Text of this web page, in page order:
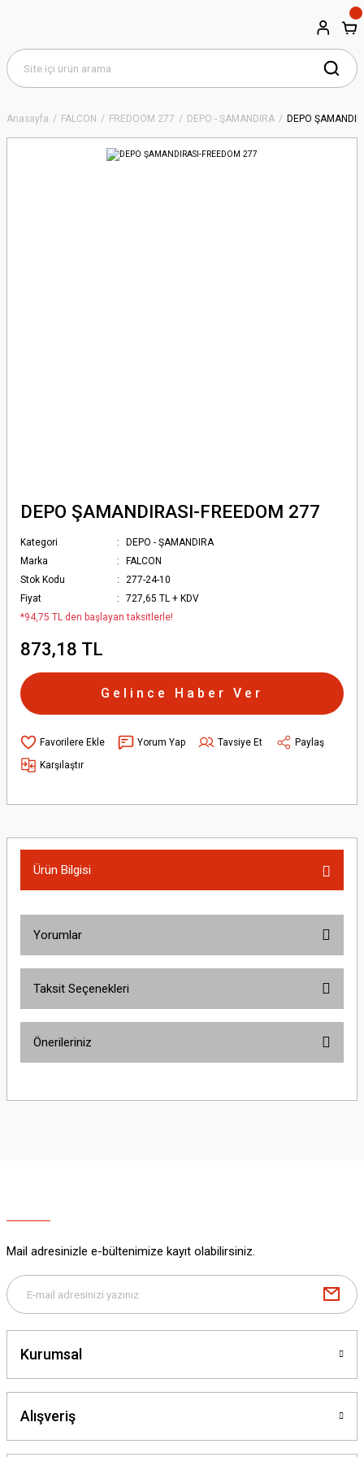
Anasayfa FALCON FREDOOM 277 DEPO - ŞAMANDIRA DEPO
DEPO ŞAMANDIRASI-FREEDOM 277
Kategori
DEPO - ŞAMANDIRA
Marka
FALCON
Stok Kodu
277-24-10
Fiyat
727,65 TL + KDV
*94,75 TL den başlayan taksitlerle!
873,18 TL
Gelince Haber Ver
Yorum Yap Tavsiye Et
Paylaş
Karşılaştır
Ürün Bilgisi
Yorumlar
Taksit Seçenekleri
Önerileriniz
yetersiz gördüğünüz noktaları öneri formunu kullanarak tarafımıza
Bu ürüne benzer farklı alternatifler olmalı.
Mail adresinizle e-bültenimize kayıt olabilirsiniz.
Kurumsal
Alışveriş